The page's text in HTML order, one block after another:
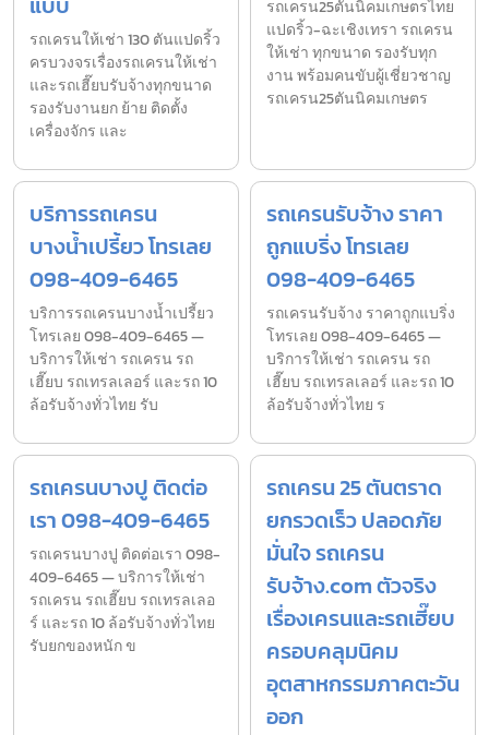
รถเครนให้เช่า 130 ตันแปดริ้ว
ครบวงจรเรื่องรถเครนให้เช่า
และรถเฮี๊ยบรับจ้างทุกขนาด
รองรับงานยก ย้าย ติดตั้ง
เครื่องจักร และ
รถเครน25ตันนิคมเกษตรไทย
แปดริ้ว-ฉะเชิงเทรา รถเครน
ให้เช่า ทุกขนาด รองรับทุก
งาน พร้อมคนขับผู้เชี่ยวชาญ
รถเครน25ตันนิคมเกษตร
บริการรถเครน
บางน้ำเปรี้ยว โทรเลย
098-409-6465
บริการรถเครนบางน้ำเปรี้ยว
โทรเลย 098-409-6465 —
บริการให้เช่า รถเครน รถ
เฮี๊ยบ รถเทรลเลอร์ และรถ 10
ล้อรับจ้างทั่วไทย รับ
รถเครนรับจ้าง ราคา
ถูกแบริ่ง โทรเลย
098-409-6465
รถเครนรับจ้าง ราคาถูกแบริ่ง
โทรเลย 098-409-6465 —
บริการให้เช่า รถเครน รถ
เฮี๊ยบ รถเทรลเลอร์ และรถ 10
ล้อรับจ้างทั่วไทย ร
รถเครนบางปู ติดต่อ
เรา 098-409-6465
รถเครนบางปู ติดต่อเรา 098-
409-6465 — บริการให้เช่า
รถเครน รถเฮี๊ยบ รถเทรลเลอ
ร์ และรถ 10 ล้อรับจ้างทั่วไทย
รับยกของหนัก ข
รถเครน 25 ตันตราด
ยกรวดเร็ว ปลอดภัย
มั่นใจ รถเครน
รับจ้าง.com ตัวจริง
เรื่องเครนและรถเฮี๊ยบ
ครอบคลุมนิคม
อุตสาหกรรมภาคตะวัน
ออก